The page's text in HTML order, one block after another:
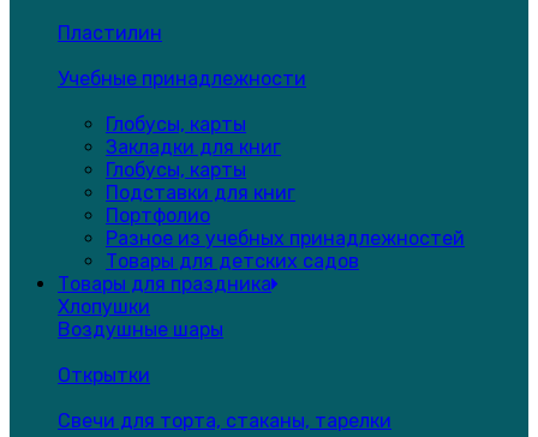
Пластилин
Учебные принадлежности
Глобусы, карты
Закладки для книг
Глобусы, карты
Подставки для книг
Портфолио
Разное из учебных принадлежностей
Товары для детских садов
Товары для праздника
Хлопушки
Воздушные шары
Открытки
Свечи для торта, стаканы, тарелки